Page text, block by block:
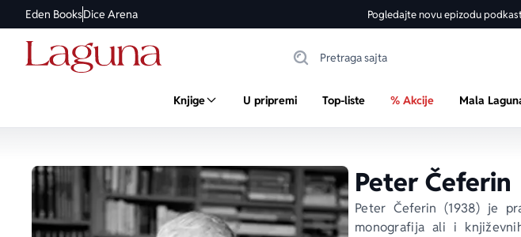
Eden BooksDice Arena Pogledajte novu epizodu
Knjige U pripremi Top-liste % Akcije Mala
Peter Čeferin
Peter Čeferin (1938) je
monografija ali i